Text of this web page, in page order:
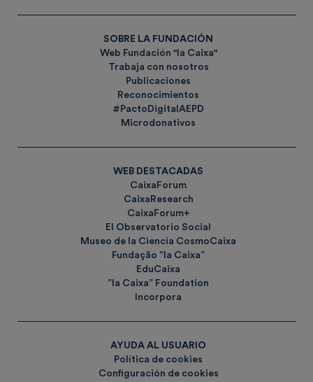
SOBRE LA FUNDACIÓN
Web Fundación "la Caixa"
Trabaja con nosotros
Publicaciones
Reconocimientos
#PactoDigitalAEPD
Microdonativos
WEB DESTACADAS
CaixaForum
CaixaResearch
CaixaForum+
El Observatorio Social
Museo de la Ciencia CosmoCaixa
Fundação ”la Caixa”
EduCaixa
”la Caixa” Foundation
Incorpora
AYUDA AL USUARIO
Política de cookies
Configuración de cookies